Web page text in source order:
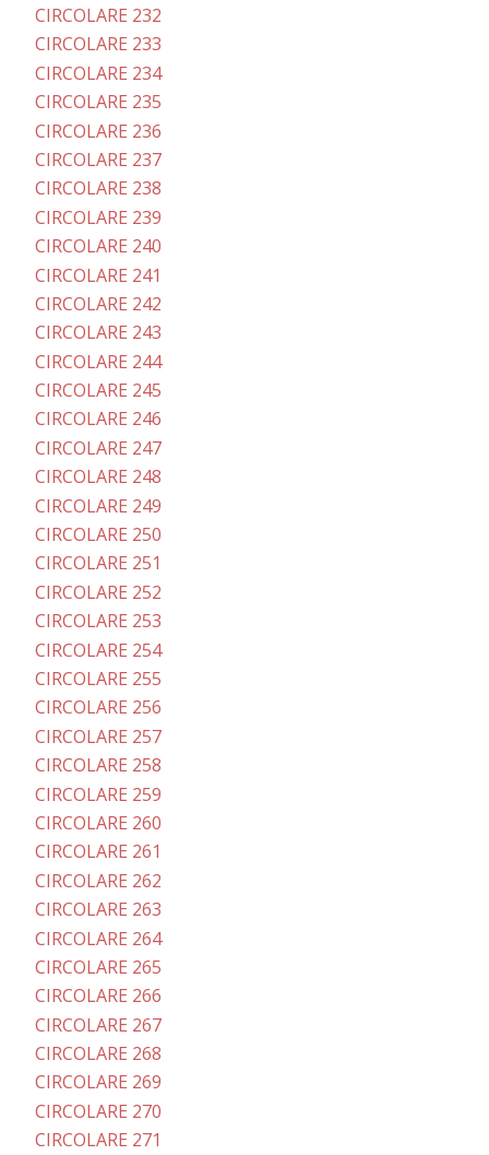
CIRCOLARE 232
CIRCOLARE 233
CIRCOLARE 234
CIRCOLARE 235
CIRCOLARE 236
CIRCOLARE 237
CIRCOLARE 238
CIRCOLARE 239
CIRCOLARE 240
CIRCOLARE 241
CIRCOLARE 242
CIRCOLARE 243
CIRCOLARE 244
CIRCOLARE 245
CIRCOLARE 246
CIRCOLARE 247
CIRCOLARE 248
CIRCOLARE 249
CIRCOLARE 250
CIRCOLARE 251
CIRCOLARE 252
CIRCOLARE 253
CIRCOLARE 254
CIRCOLARE 255
CIRCOLARE 256
CIRCOLARE 257
CIRCOLARE 258
CIRCOLARE 259
CIRCOLARE 260
CIRCOLARE 261
CIRCOLARE 262
CIRCOLARE 263
CIRCOLARE 264
CIRCOLARE 265
CIRCOLARE 266
CIRCOLARE 267
CIRCOLARE 268
CIRCOLARE 269
CIRCOLARE 270
CIRCOLARE 271